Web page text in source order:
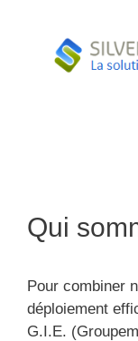
Qui
Pour combiner
déploiement
G.I.E.